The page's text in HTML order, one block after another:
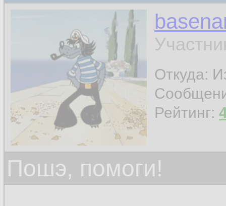
Откуда:
Рейтинг:
Пошэ, помоги!